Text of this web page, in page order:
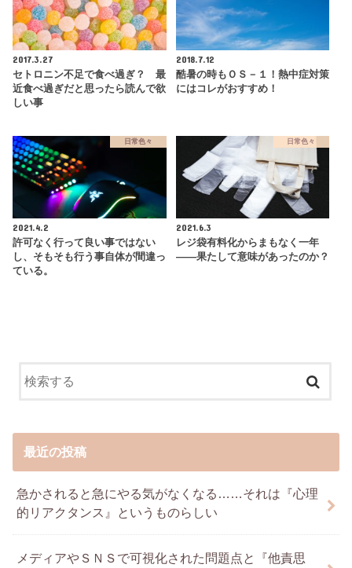
2017.3.27
セトロニン不足で食べ過ぎ？ 最
近食べ過ぎだと思ったら読んで欲
しい事
2018.7.12
酷暑の時もＯＳ－１！熱中症対策
にはコレがおすすめ！
日常色々
2021.4.2
許可なく行って良い事ではない
し、そもそも行う事自体が間違っ
ている。
日常色々
2021.6.3
レジ袋有料化からまもなく一年
――果たして意味があったのか？
最近の投稿
急かされると急にやる気がなくなる……それは『心理
的リアクタンス』というものらしい
メディアやＳＮＳで可視化された問題点と『他責思